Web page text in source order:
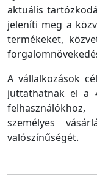
aktuális
jeleníti meg a
termékeket,
A vállalkozások
juttathatnak el a
személyes
valószínűségét.